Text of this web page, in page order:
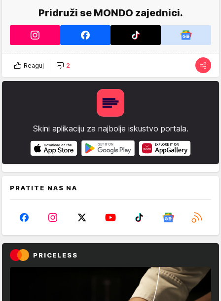
Pridruži se MONDO zajednici.
Reaguj 2
Skini aplikaciju za najbolje iskustvo portala.
PRATITE NAS NA
PRICELESS